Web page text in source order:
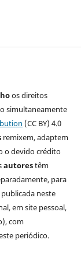
os direitos
simultaneamente
(CC BY) 4.0
remixem, adaptem
o devido crédito
autorestêm
para
neste
em site pessoal,
com
periódico.